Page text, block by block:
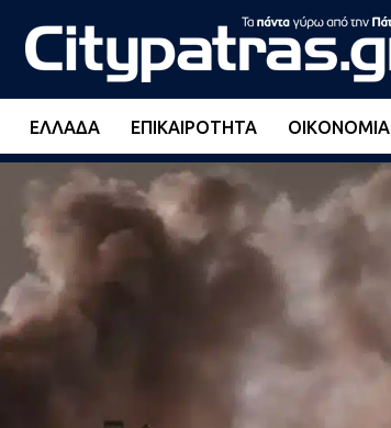
ΕΛΛΆΔΑ ΕΠΙΚΑΙΡΌΤΗΤΑ ΟΙΚΟΝΟΜΊΑ